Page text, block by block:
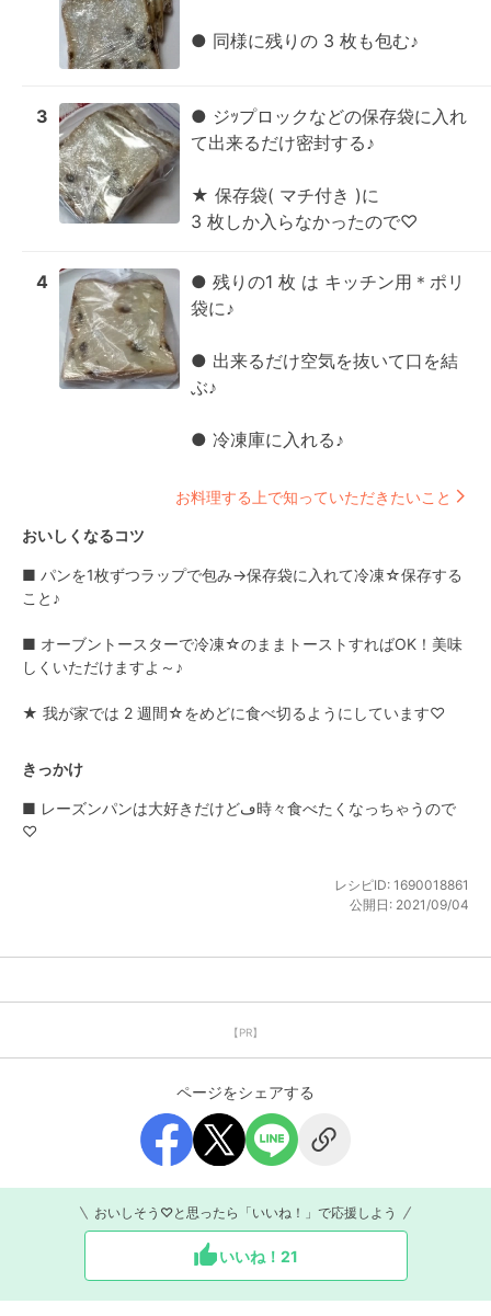
● 同様に残りの 3 枚も包む♪
3
● ジｯプロックなどの保存袋に入れ
て出来るだけ密封する♪
★ 保存袋( マチ付き )に
3 枚しか入らなかったので♡
4
● 残りの1 枚 は キッチン用＊ポリ
袋に♪
● 出来るだけ空気を抜いて口を結
ぶ♪
● 冷凍庫に入れる♪
お料理する上で知っていただきたいこと
おいしくなるコツ
■ パンを1枚ずつラップで包み→保存袋に入れて冷凍☆保存する
こと♪
■ オーブントースターで冷凍☆のままトーストすればOK！美味
しくいただけますよ～♪
★ 我が家では 2 週間☆をめどに食べ切るようにしています♡
きっかけ
■ レーズンパンは大好きだけどڡ時々食べたくなっちゃうので
♡
レシピID: 1690018861
公開日: 2021/09/04
【PR】
ページをシェアする
おいしそう♡と思ったら「いいね！」で応援しよう
いいね！ 21